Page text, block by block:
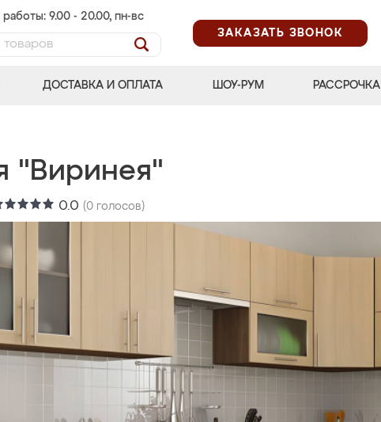
работы: 9.00 - 20.00, пн-вс
ЗАКАЗАТЬ ЗВОНОК
ДОСТАВКА И ОПЛАТА ШОУ-РУМ РАССРОЧКА
"Виринея"
0.0 (0 голосов)